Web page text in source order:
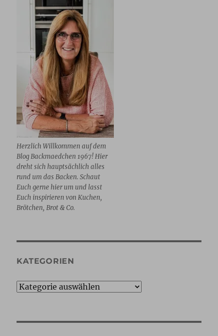
Herzlich Willkommen auf dem
Blog Backmaedchen 1967! Hier
dreht sich hauptsächlich alles
rund um das Backen. Schaut
Euch gerne hier um und lasst
Euch inspirieren von Kuchen,
Brötchen, Brot & Co.
KATEGORIEN
Kategorien